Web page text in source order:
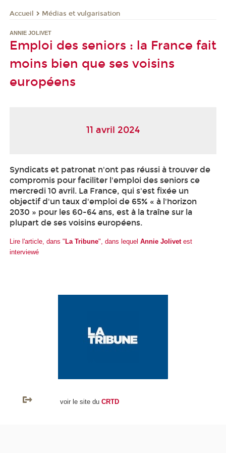
Accueil Médias et vulgarisation
ANNIE JOLIVET
Emploi des seniors : la France fait
moins bien que ses voisins
européens
11 avril 2024
Syndicats et patronat n'ont pas réussi à trouver de
compromis pour faciliter l'emploi des seniors ce
mercredi 10 avril. La France, qui s'est fixée un
objectif d'un taux d'emploi de 65% « à l'horizon
2030 » pour les 60-64 ans, est à la traîne sur la
plupart de ses voisins européens.
Lire l'article, dans "La Tribune", dans lequel Annie Jolivetest
interviewé
voir le site du CRTD